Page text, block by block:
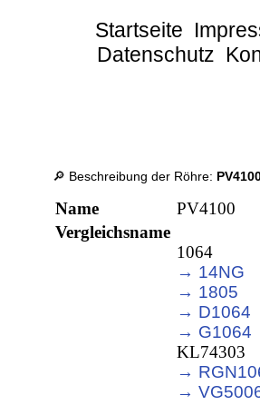
Startseite
Datenschutz
🔎 Beschreibung der Röhre:
Name
PV4100
Vergleichsname
1064
→ 14NG
→ 1805
→ D1064
→ G1064
KL74303
→
→